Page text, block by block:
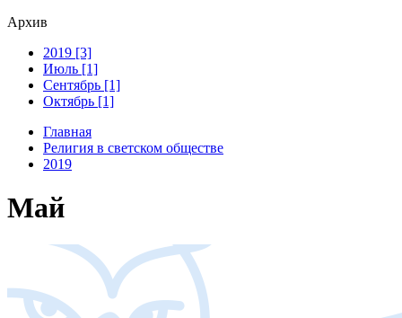
Архив
2019 [3]
Июль [1]
Сентябрь [1]
Октябрь [1]
Главная
Религия в светском обществе
2019
Май